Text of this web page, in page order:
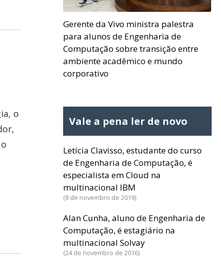
o
Gerente da Vivo ministra palestra
para alunos de Engenharia de
Computação sobre transição entre
ambiente acadêmico e mundo
corporativo
Vale a pena ler de novo
Letícia Clavisso, estudante do curso
de Engenharia de Computação, é
especialista em Cloud na
multinacional IBM
8 de novembro de 2019
Alan Cunha, aluno de Engenharia de
Computação, é estagiário na
multinacional Solvay
24 de novembro de 2016